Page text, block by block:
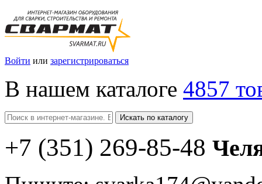
Войти или зарегистрироваться
В нашем каталоге 4857
Искать по каталогу
+7 (351) 269-85-48